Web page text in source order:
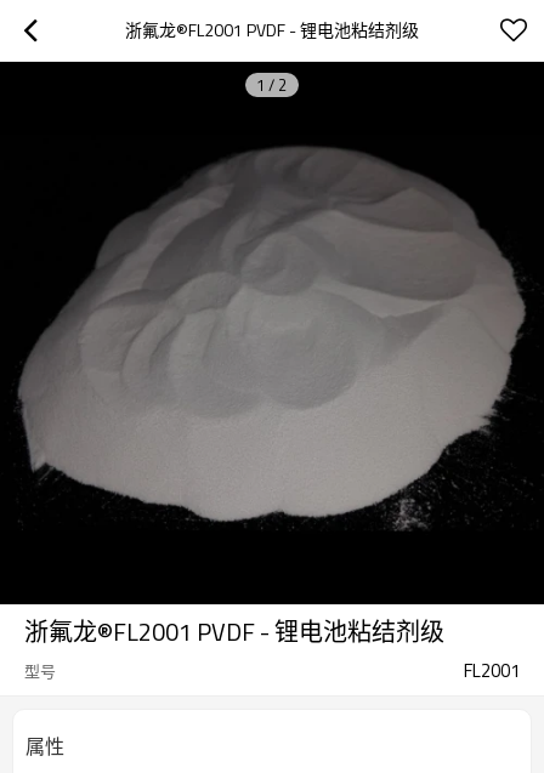
浙氟龙®FL2001 PVDF - 锂电池粘结剂级
1 / 2
浙氟龙®FL2001 PVDF - 锂电池粘结剂级
型号 FL2001
属性